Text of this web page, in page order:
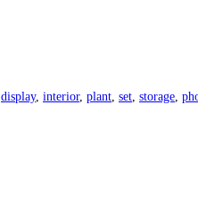
display, interior, plant, set, storage,